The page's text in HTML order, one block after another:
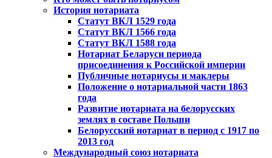
История нотариата
Статут ВКЛ 1529 года
Статут ВКЛ 1566 года
Статут ВКЛ 1588 года
Нотариат Беларуси периода
присоединения к Российской империи
Публичные нотариусы и маклеры
Положение о нотариальной части 1863
года
Развитие нотариата на белорусских
землях в составе Польши
Белорусский нотариат в период с 1917 по
2013 год
Международный союз нотариата